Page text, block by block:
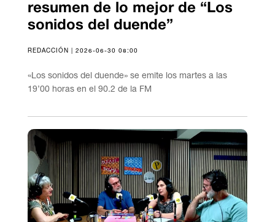
resumen de lo mejor de “Los
sonidos del duende”
REDACCIÓN | 2026-06-30 08:00
«Los sonidos del duende» se emite los martes a las
19’00 horas en el 90.2 de la FM